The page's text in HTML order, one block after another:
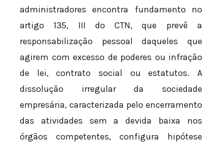
administradores encontra fundamento no
artigo 135, III do CTN, que prevê a
responsabilização pessoal daqueles que
agirem com excesso de poderes ou infração
de lei, contrato social ou estatutos. A
dissolução irregular da sociedade
empresária, caracterizada pelo encerramento
das atividades sem a devida baixa nos
órgãos competentes, configura hipótese